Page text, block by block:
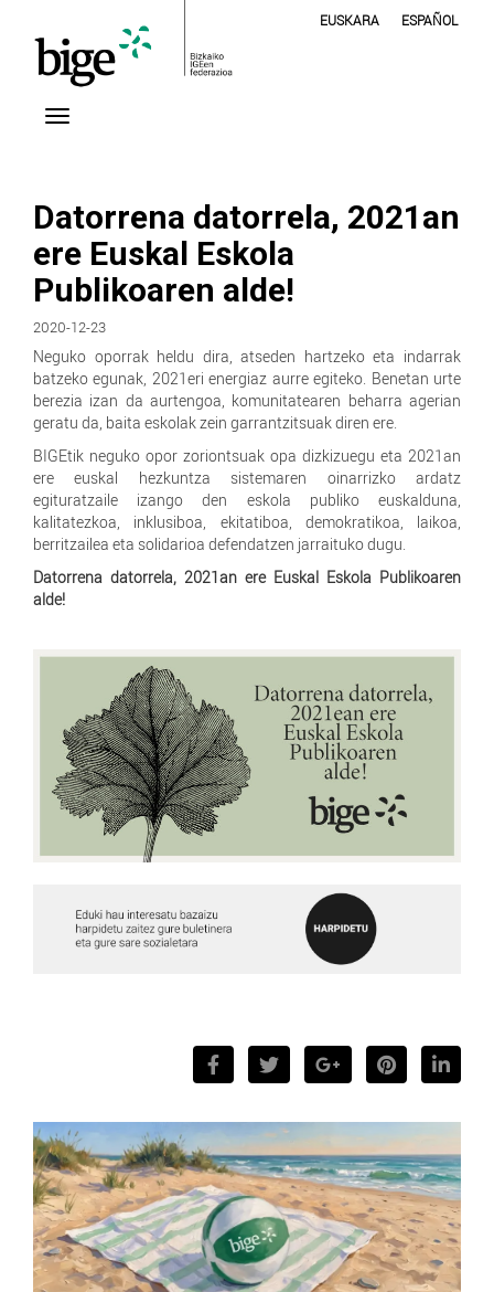
EUSKARA ESPAÑOL
Datorrena datorrela, 2021an
ere Euskal Eskola
Publikoaren alde!
2020-12-23
Neguko oporrak heldu dira, atseden hartzeko eta indarrak
batzeko egunak, 2021eri energiaz aurre egiteko. Benetan urte
berezia izan da aurtengoa, komunitatearen beharra agerian
geratu da, baita eskolak zein garrantzitsuak diren ere.
BIGEtik neguko opor zoriontsuak opa dizkizuegu eta 2021an
ere euskal hezkuntza sistemaren oinarrizko ardatz
egituratzaile izango den eskola publiko euskalduna,
kalitatezkoa, inklusiboa, ekitatiboa, demokratikoa, laikoa,
berritzailea eta solidarioa defendatzen jarraituko dugu.
Datorrena datorrela, 2021an ere Euskal Eskola Publikoaren
alde!